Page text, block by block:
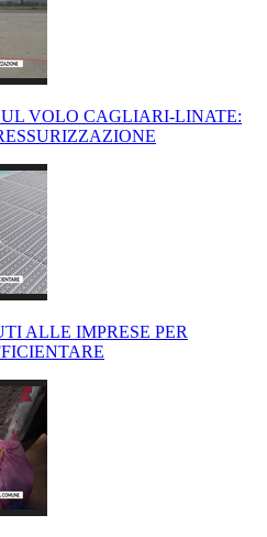
VOLO CAGLIARI-LINATE:
ALLE IMPRESE PER